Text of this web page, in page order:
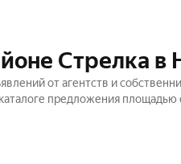
Стрелка в
от агентств и
предложения площадью